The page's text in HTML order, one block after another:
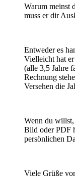
Warum meinst
muss er dir
Entweder es
Vielleicht hat
(alle 3,5 Jahre
Rechnung
Versehen die
Wenn du
Bild oder PDF
persönlichen
Viele Grüße